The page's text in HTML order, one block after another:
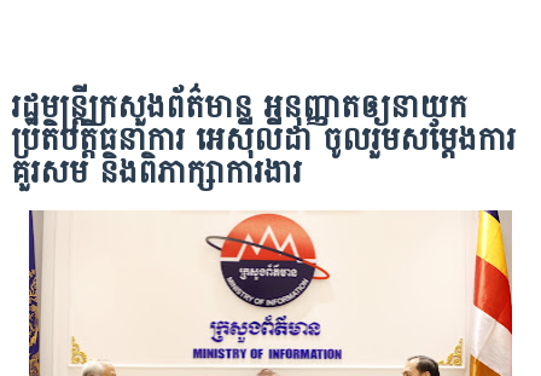
រដ្ឋមន្ដ្រីក្រសួងព័ត៌មាន អនុញ្ញាតឲ្យនាយក
ប្រតិបត្តិធនាការ អេស៉ីលីដា ចូលរួមសម្ដែងការ
គួរសម និងពិភាក្សាការងារ